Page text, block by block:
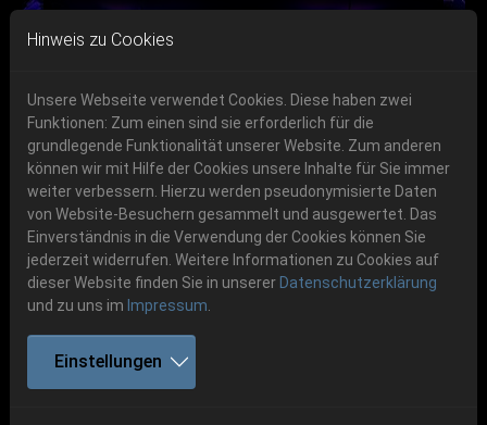
Skip to main navigation
Skip to main content
Skip to page footer
06.-08. August 2026
Schlotheim, Flugplatz Obermehler
Previous Next
PENTACLE
Hinweis zu Cookies
Unsere Webseite verwendet Cookies. Diese haben zwei
Funktionen: Zum einen sind sie erforderlich für die
grundlegende Funktionalität unserer Website. Zum anderen
können wir mit Hilfe der Cookies unsere Inhalte für Sie immer
weiter verbessern. Hierzu werden pseudonymisierte Daten
von Website-Besuchern gesammelt und ausgewertet. Das
Einverständnis in die Verwendung der Cookies können Sie
jederzeit widerrufen. Weitere Informationen zu Cookies auf
dieser Website finden Sie in unserer Datenschutzerklärung
und zu uns im Impressum
Einstellungen